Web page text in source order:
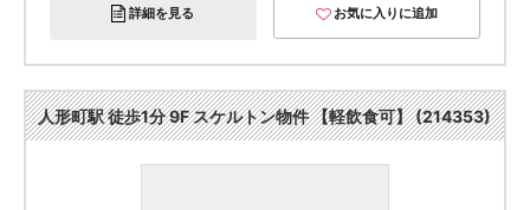
詳細を見る お気に入りに追加
人形町駅 徒歩1分 9F スケルトン物件 【軽飲食可】 (214353)